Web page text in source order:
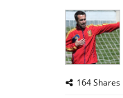
164 Shares